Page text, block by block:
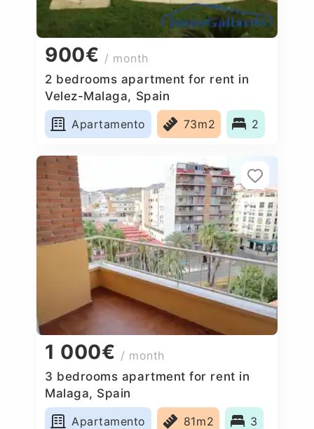
900€ / month
2 bedrooms apartment for rent in
Velez-Malaga, Spain
Apartamento
73m2 2
1 000€ / month
3 bedrooms apartment for rent in
Malaga, Spain
Apartamento
81m2 3